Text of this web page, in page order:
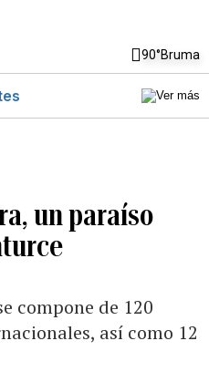
90°Bruma
un paraíso
compone de 120
así como 12